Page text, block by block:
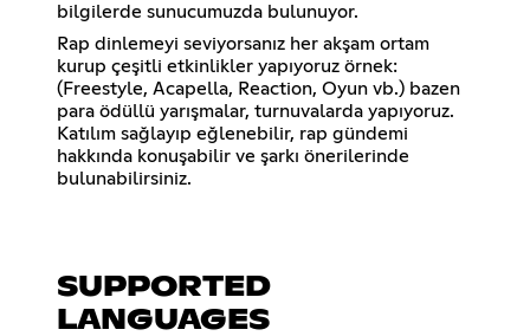
bilgilerde sunucumuzda bulunuyor.
Rap dinlemeyi seviyorsanız her akşam ortam
kurup çeşitli etkinlikler yapıyoruz örnek:
(Freestyle, Acapella, Reaction, Oyun vb.) bazen
para ödüllü yarışmalar, turnuvalarda yapıyoruz.
Katılım sağlayıp eğlenebilir, rap gündemi
hakkında konuşabilir ve şarkı önerilerinde
bulunabilirsiniz.
SUPPORTED
LANGUAGES